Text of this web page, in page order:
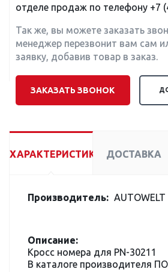
отделе продаж по телефону +7
Так же, вы можете заказать
менеджер перезвонит вам сам
заявку, добавив товар в заказ.
ЗАКАЗАТЬ ЗВОНОК
ХАРАКТЕРИСТИКИ ДОСТАВКА
Производитель: AUTOWELT
Описание:
Кросс номера для PN-30211
В каталоге производителя